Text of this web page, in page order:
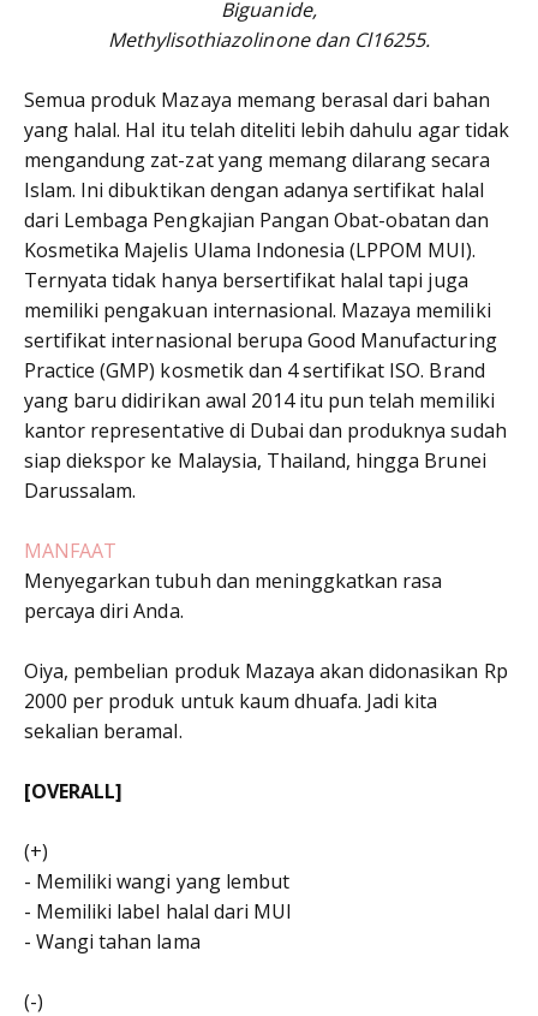
Biguanide,
Methylisothiazolinone dan Cl16255.
Semua produk Mazaya memang berasal dari bahan
yang halal. Hal itu telah diteliti lebih dahulu agar tidak
mengandung zat-zat yang memang dilarang secara
Islam. Ini dibuktikan dengan adanya sertifikat halal
dari Lembaga Pengkajian Pangan Obat-obatan dan
Kosmetika Majelis Ulama Indonesia (LPPOM MUI).
Ternyata tidak hanya bersertifikat halal tapi juga
memiliki pengakuan internasional. Mazaya memiliki
sertifikat internasional berupa Good Manufacturing
Practice (GMP) kosmetik dan 4 sertifikat ISO. Brand
yang baru didirikan awal 2014 itu pun telah memiliki
kantor representative di Dubai dan produknya sudah
siap diekspor ke Malaysia, Thailand, hingga Brunei
Darussalam.
MANFAAT
Menyegarkan tubuh dan meninggkatkan rasa
percaya diri Anda.
Oiya, pembelian produk Mazaya akan didonasikan Rp
2000 per produk untuk kaum dhuafa. Jadi kita
sekalian beramal.
[OVERALL]
(+)
- Memiliki wangi yang lembut
- Memiliki label halal dari MUI
- Wangi tahan lama
(-)